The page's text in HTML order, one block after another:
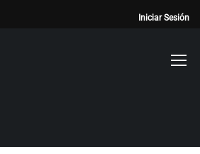
Iniciar Sesión